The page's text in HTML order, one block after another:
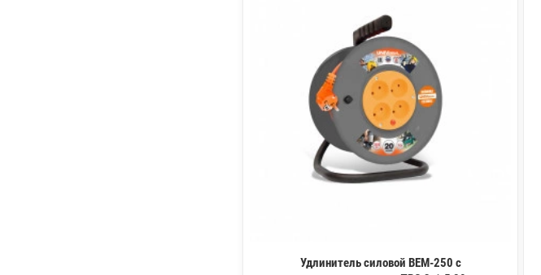
Удлинитель силовой ВЕМ-250 с